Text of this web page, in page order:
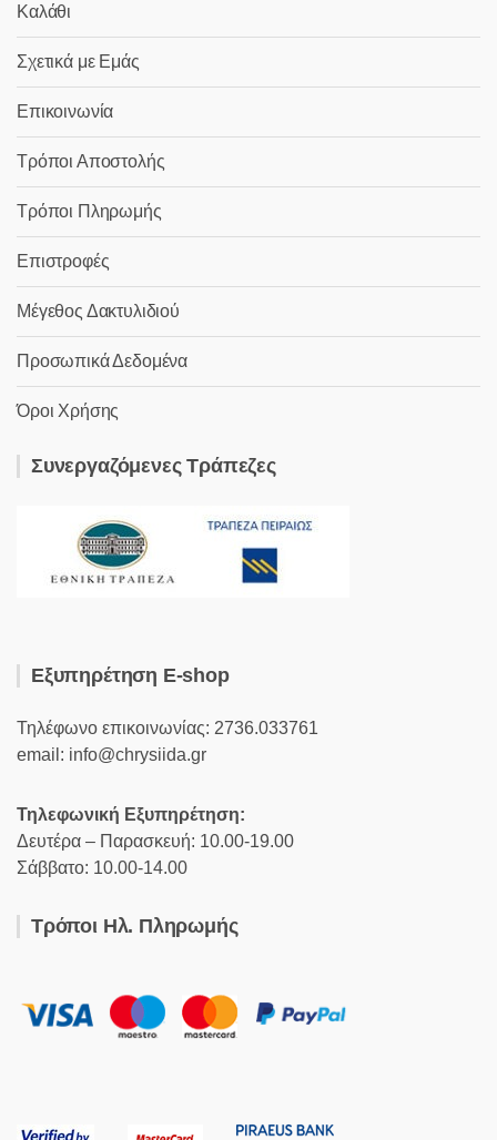
Καλάθι
Σχετικά με Εμάς
Επικοινωνία
Τρόποι Αποστολής
Τρόποι Πληρωμής
Επιστροφές
Μέγεθος Δακτυλιδιού
Προσωπικά Δεδομένα
Όροι Χρήσης
Συνεργαζόμενες Τράπεζες
Εξυπηρέτηση E-shop
Τηλέφωνο επικοινωνίας: 2736.033761
email: info@chrysiida.gr
Τηλεφωνική Εξυπηρέτηση:
Δευτέρα – Παρασκευή: 10.00-19.00
Σάββατο: 10.00-14.00
Τρόποι Ηλ. Πληρωμής